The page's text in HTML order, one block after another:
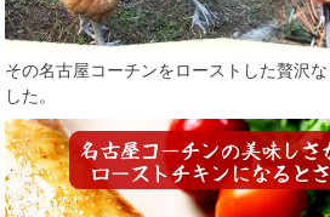
その名古屋コーチンをローストした贅沢
した。